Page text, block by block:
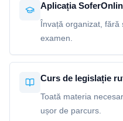
Aplicația
Învață organizat,
examen.
Curs de legislație
Toată materia
ușor de parcurs.